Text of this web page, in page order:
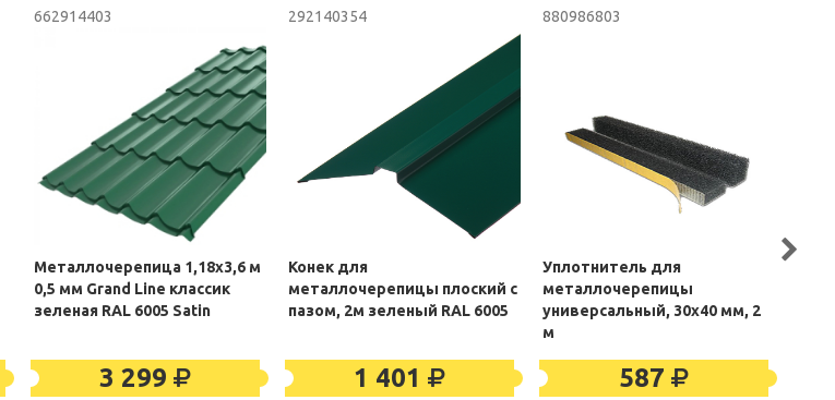
662914403
Металлочерепица 1,18х3,6 м
0,5 мм Grand Line классик
зеленая RAL 6005 Satin
3 299
292140354
Конек для
металлочерепицы плоский с
пазом, 2м зеленый RAL 6005
1 401
880986803
Уплотнитель для
металлочерепицы
универсальный, 30х40 мм, 2
м
587